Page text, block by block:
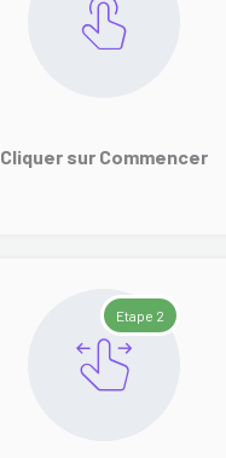
Cliquer sur Commencer
Etape 2